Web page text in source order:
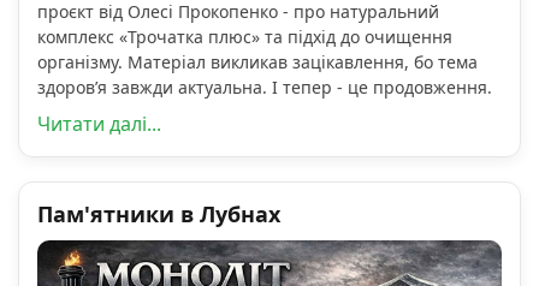
проєкт від Олесі Прокопенко - про натуральний
комплекс «Трочатка плюс» та підхід до очищення
організму. Матеріал викликав зацікавлення, бо тема
здоров’я завжди актуальна. І тепер - це продовження.
Читати далі...
Пам'ятники в Лубнах